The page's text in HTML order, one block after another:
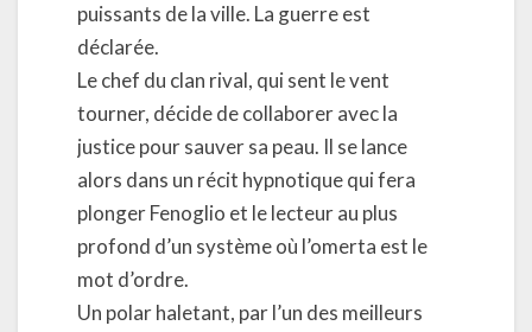
puissants de la ville. La guerre est
déclarée.
Le chef du clan rival, qui sent le vent
tourner, décide de collaborer avec la
justice pour sauver sa peau. Il se lance
alors dans un récit hypnotique qui fera
plonger Fenoglio et le lecteur au plus
profond d’un système où l’omerta est le
mot d’ordre.
Un polar haletant, par l’un des meilleurs